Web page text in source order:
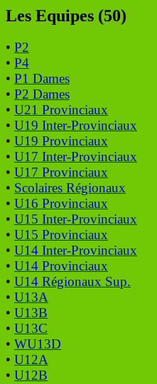
Les Equipes (50)
• P2
• P4
• P1 Dames
• P2 Dames
• U21 Provinciaux
• U19 Inter-Provinciaux
• U19 Provinciaux
• U17 Inter-Provinciaux
• U17 Provinciaux
• Scolaires Régionaux
• U16 Provinciaux
• U15 Inter-Provinciaux
• U15 Provinciaux
• U14 Inter-Provinciaux
• U14 Provinciaux
• U14 Régionaux Sup.
• U13A
• U13B
• U13C
• WU13D
• U12A
• U12B